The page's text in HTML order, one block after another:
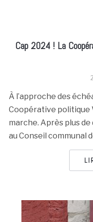
Cap 2024 ! La
À l’approche des
Coopérative politique
marche. Après plus
au Conseil communal